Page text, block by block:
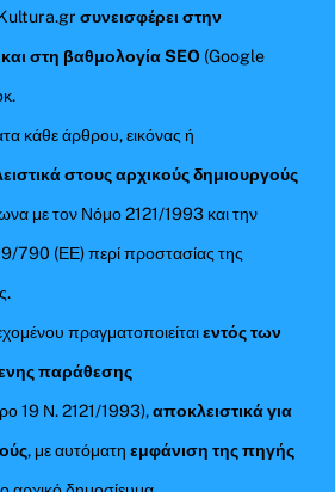
συνεισφέρει στην
στη βαθμολογία SEO (Google
κάθε άρθρου, εικόνας ή
στους αρχικούς δημιουργούς
με τον Νόμο 2121/1993 και την
790 (ΕΕ) περί προστασίας της
πραγματοποιείταιεντός των
παράθεσης
19 Ν. 2121/1993),αποκλειστικά για
, με αυτόματηεμφάνιση της πηγής